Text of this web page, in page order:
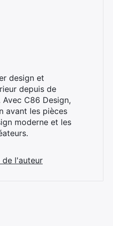
design et
depuis de
Avec C86 Design,
avant les pièces
moderne et les
de l'auteur